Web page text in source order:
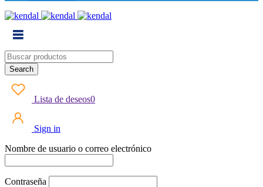
Lista de deseos0
Sign in
Nombre de usuario o correo electrónico
Contraseña